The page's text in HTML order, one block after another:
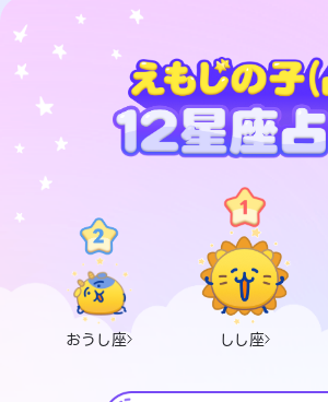
おうし座 しし座